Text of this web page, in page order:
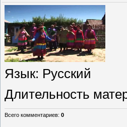
Язык: Русский
Длительность
Всего комментариев: 0